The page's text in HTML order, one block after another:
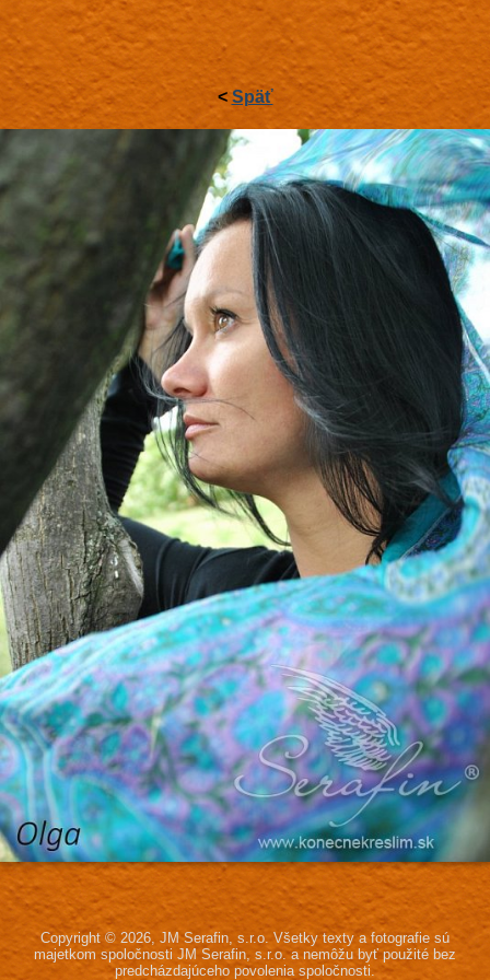
< Späť
Copyright © 2026, JM Serafin, s.r.o. Všetky texty a fotografie sú
majetkom spoločnosti JM Serafin, s.r.o.a nemôžu byť použité bez
predcházdajúceho povolenia spoločnosti.